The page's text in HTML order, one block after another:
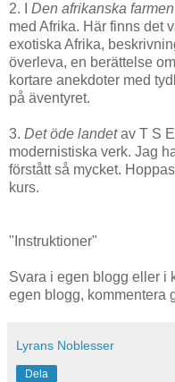
2. I Den afrikanska farmen
med Afrika. Här finns det
exotiska Afrika,
överleva, en berättelse
kortare anekdoter med
på äventyret.
3. Det öde landetav T S
modernistiska verk. Jag
förstått så mycket.
kurs.
"Instruktioner"
Svara i egen blogg eller i
egen blogg, kommentera
Lyrans Noblesser
Dela